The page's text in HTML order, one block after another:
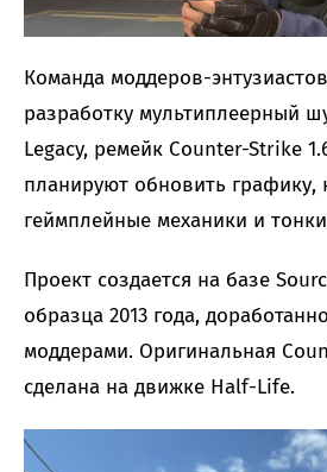
Команда моддеров-
разработку мультиплеерный
Legacy, ремейк Counter-Strike
планируют обновить графику,
геймплейные механики и
Проект создается на базе
образца 2013 года,
моддерами. Оригинальная
сделана на движке Half-Life.